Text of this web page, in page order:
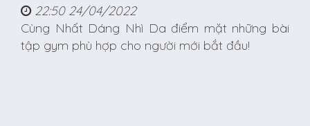
22:50 24/04/2022
Cùng Nhất Dáng Nhì Da điểm mặt những bài
tập gym phù hợp cho người mới bắt đầu!